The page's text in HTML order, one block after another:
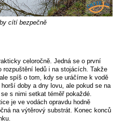
cítí bezpečně
celoročně. Jedná se o první
rozpuštění ledů i na stojácích. Takže
spíš o tom, kdy se uráčíme k vodě
doby a dny lovu, ale pokud se na
s nimi setkat téměř pokaždé.
je ve vodách opravdu hodně
na výtěrový substrát. Konec konců